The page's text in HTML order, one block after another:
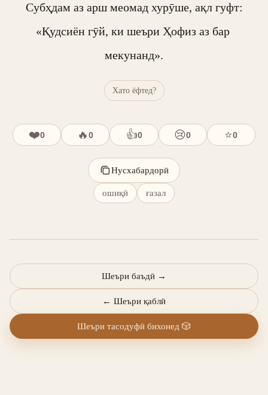
Субҳдам аз арш меомад хурӯше, ақл гуфт:
«Қудсиён гӯй, ки шеъри Ҳофиз аз бар
мекунанд».
Хато ёфтед?
❤️0 🔥0 👍0 😢0 ⭐0
Нусхабардорӣ
ошиқӣ ғазал
← Шеъри қаблӣ
Шеъри баъдӣ →
Шеъри тасодуфӣ бихонед 🎲